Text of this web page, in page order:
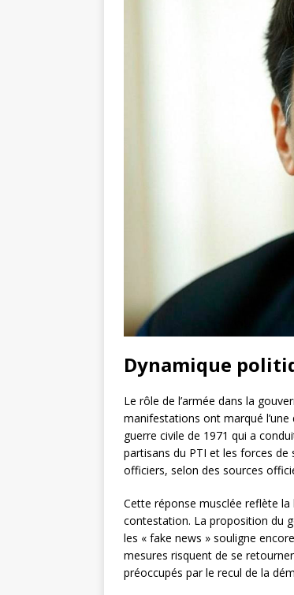
Dynamique
Le rôle de l’armée dans la
manifestations ont marqué
guerre civile de 1971 qui a
partisans du PTI et les forces
officiers, selon des sources
Cette réponse musclée reflète
contestation. La proposition du
les « fake news » souligne
mesures risquent de se
préoccupés par le recul de la